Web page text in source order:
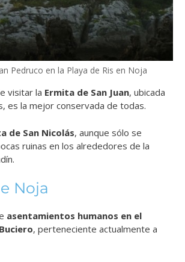
Pedruco en la Playa de Ris en Noja
visitar la Ermita de San Juan, ubicada
es la mejor conservada de todas.
de San Nicolás, aunque sólo se
ruinas en los alrededores de la
Noja
asentamientos humanos en el
, perteneciente actualmente a